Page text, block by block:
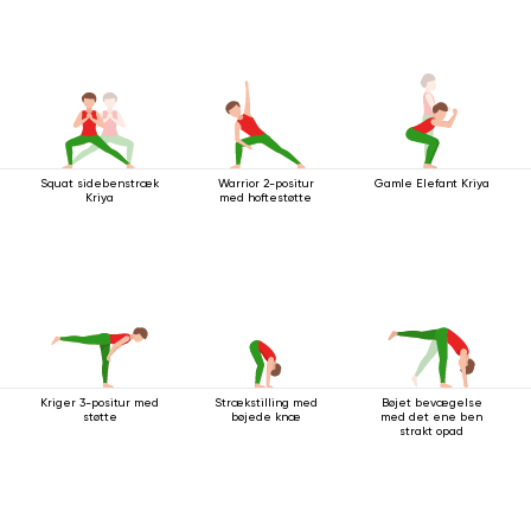
Squat sidebenstræk
Kriya
Warrior 2-positur
med hoftestøtte
Gamle Elefant Kriya
Kriger 3-positur med
støtte
Strækstilling med
bøjede knæ
Bøjet bevægelse
med det ene ben
strakt opad